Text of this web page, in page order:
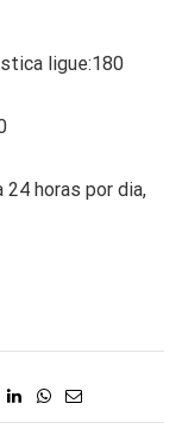
ligue:180
horas por dia,